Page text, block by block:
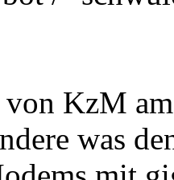
KzM
was